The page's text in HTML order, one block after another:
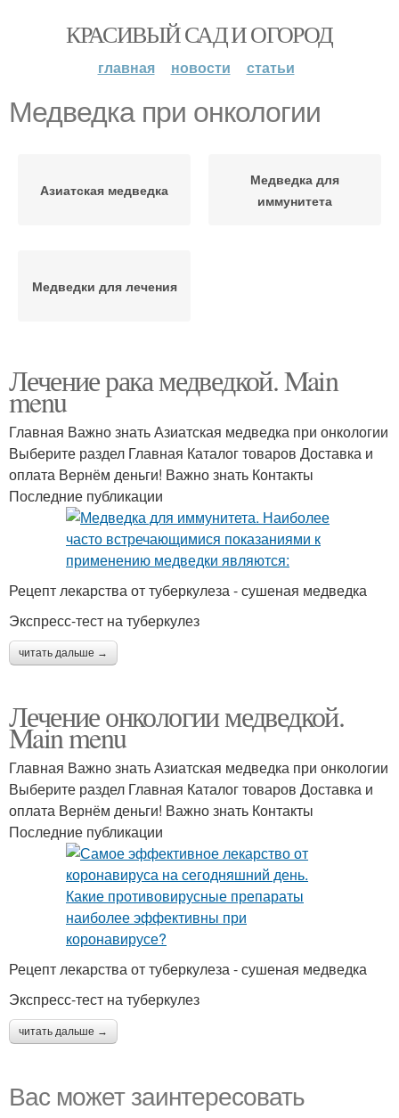
КРАСИВЫЙ САД И ОГОРОД
главная новости статьи
Медведка при онкологии
Азиатская медведка
Медведка для
иммунитета
Медведки для лечения
Лечение рака медведкой. Main
menu
Главная Важно знать Азиатская медведка при онкологии
Выберите раздел Главная Каталог товаров Доставка и
оплата Вернём деньги! Важно знать Контакты
Последние публикации
Рецепт лекарства от туберкулеза - сушеная медведка
Экспресс-тест на туберкулез
читать дальше →
Лечение онкологии медведкой.
Main menu
Главная Важно знать Азиатская медведка при онкологии
Выберите раздел Главная Каталог товаров Доставка и
оплата Вернём деньги! Важно знать Контакты
Последние публикации
Рецепт лекарства от туберкулеза - сушеная медведка
Экспресс-тест на туберкулез
читать дальше →
Вас может заинтересовать